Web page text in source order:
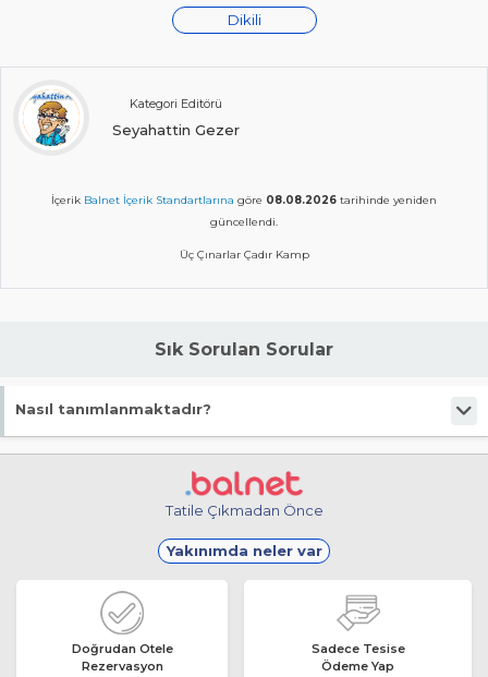
Dikili
Kategori Editörü
Seyahattin Gezer
İçerik Balnet İçerik Standartlarına göre 08.08.2026 tarihinde yeniden
güncellendi.
Üç Çınarlar Çadır Kamp
Sık Sorulan Sorular
Nasıl tanımlanmaktadır?
Tesis Kamp Yeri statüsündedir.
Tatile Çıkmadan Önce
Yakınımda neler var
Doğrudan Otele
Rezervasyon
Sadece Tesise
Ödeme Yap